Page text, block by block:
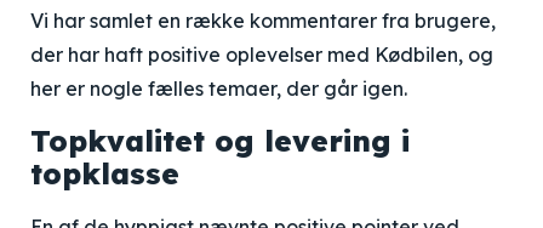
Vi har samlet en række kommentarer fra brugere,
der har haft positive oplevelser med Kødbilen, og
her er nogle fælles temaer, der går igen.
Topkvalitet og levering i
topklasse